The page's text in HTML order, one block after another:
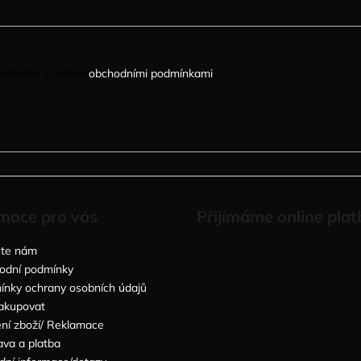
obchodními podmínkami.
nám
podmínky
ochrany osobních údajů
zboží/ Reklamace
a platba